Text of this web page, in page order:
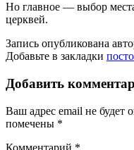
Но главное — выбор
церквей.
Запись опубликована
Добавьте в закладки
Добавить
Ваш адрес email не будет
помечены *
Комментарий *